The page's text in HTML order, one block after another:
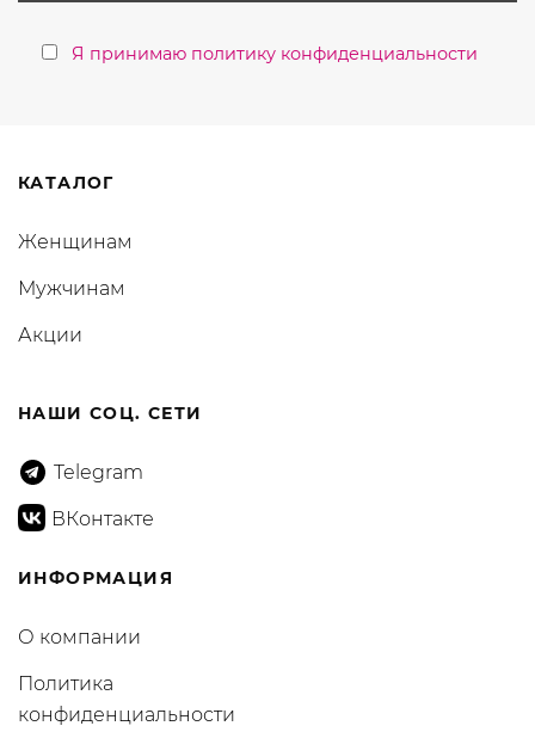
Я принимаю политику конфиденциальности
КАТАЛОГ
Женщинам
Мужчинам
Акции
НАШИ СОЦ. СЕТИ
Telegram
ВКонтакте
ИНФОРМАЦИЯ
О компании
Политика
конфиденциальности